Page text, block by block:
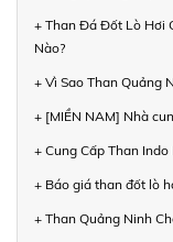
+ Than Đá Đốt Lò Hơi
Nào?
+ Vì Sao Than Quảng
+ [MIỀN NAM] Nhà
+ Cung Cấp Than
+ Báo giá than đốt lò
+ Than Quảng Ninh